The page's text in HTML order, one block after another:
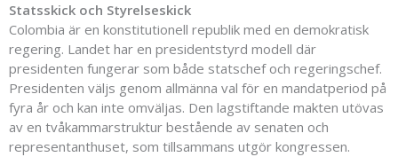
Statsskick och Styrelseskick
Colombia är en konstitutionell republik med en demokratisk
regering. Landet har en presidentstyrd modell där
presidenten fungerar som både statschef och regeringschef.
Presidenten väljs genom allmänna val för en mandatperiod på
fyra år och kan inte omväljas. Den lagstiftande makten utövas
av en tvåkammarstruktur bestående av senaten och
representanthuset, som tillsammans utgör kongressen.